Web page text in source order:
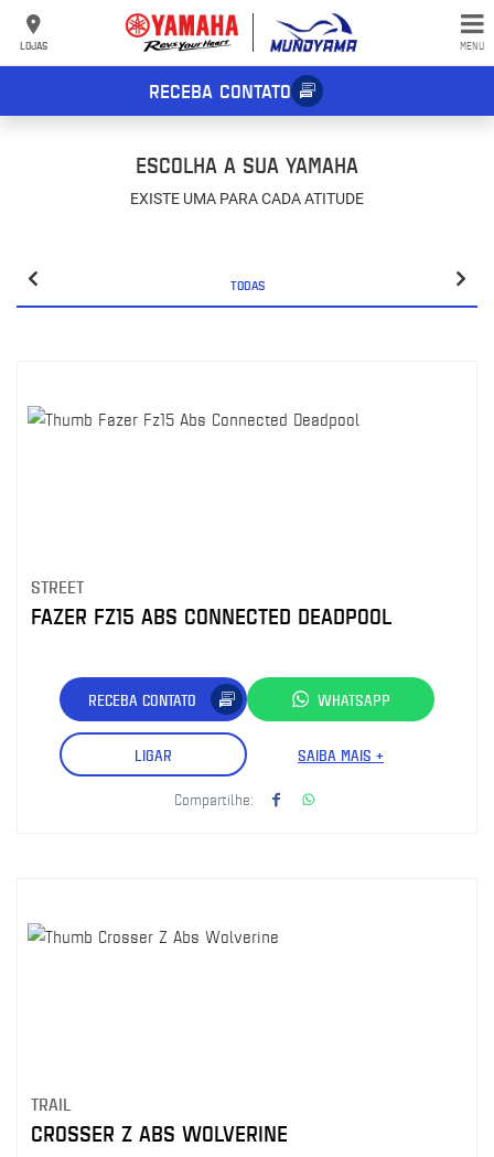
LOJAS MENU
RECEBA CONTATO
ESCOLHA A SUA YAMAHA
EXISTE UMA PARA CADA ATITUDE
TODAS
STREET
FAZER FZ15 ABS CONNECTED DEADPOOL
RECEBA CONTATO WHATSAPP
LIGAR SAIBA MAIS +
Compartilhe:
TRAIL
CROSSER Z ABS WOLVERINE